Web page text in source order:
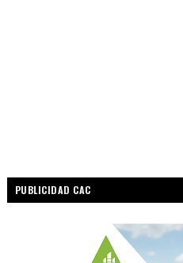
PUBLICIDAD CAC